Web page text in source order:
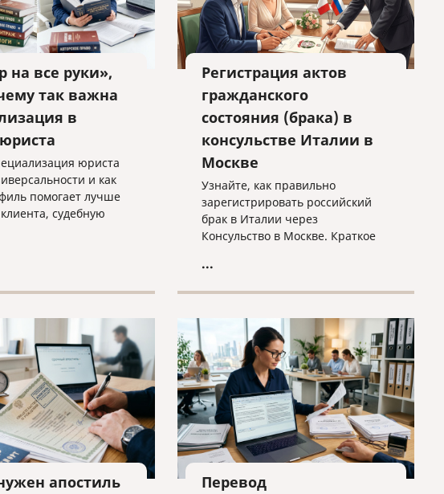
на все руки»,
так важна
в
юриста
и как
помогает лучше
судебную
стратегию защиты.
Регистрация актов
гражданского
состояния (брака) в
консульстве Италии в
Москве
Узнайте, как правильно
зарегистрировать российский
брак в Италии через
Консульство в Москве. Краткое
trascrizione: необходимые
оформления без лишних хлопот.
...
апостиль
Перевод